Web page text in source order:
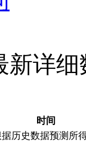
新详细
时间
历史数据预测所